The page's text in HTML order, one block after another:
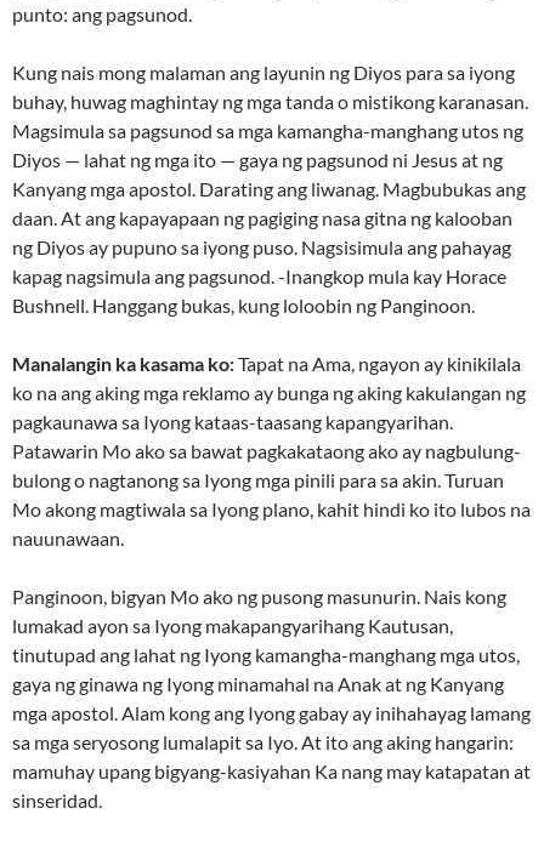
punto: ang pagsunod.
Kung nais mong malaman ang layunin ng Diyos para sa iyong
buhay, huwag maghintay ng mga tanda o mistikong karanasan.
Magsimula sa pagsunod sa mga kamangha-manghang utos ng
Diyos — lahat ng mga ito — gaya ng pagsunod ni Jesus at ng
Kanyang mga apostol. Darating ang liwanag. Magbubukas ang
daan. At ang kapayapaan ng pagiging nasa gitna ng kalooban
ng Diyos ay pupuno sa iyong puso. Nagsisimula ang pahayag
kapag nagsimula ang pagsunod. -Inangkop mula kay Horace
Bushnell. Hanggang bukas, kung loloobin ng Panginoon.
Manalangin ka kasama ko:Tapat na Ama, ngayon ay kinikilala
ko na ang aking mga reklamo ay bunga ng aking kakulangan ng
pagkaunawa sa Iyong kataas-taasang kapangyarihan.
Patawarin Mo ako sa bawat pagkakataong ako ay nagbulung-
bulong o nagtanong sa Iyong mga pinili para sa akin. Turuan
Mo akong magtiwala sa Iyong plano, kahit hindi ko ito lubos na
nauunawaan.
Panginoon, bigyan Mo ako ng pusong masunurin. Nais kong
lumakad ayon sa Iyong makapangyarihang Kautusan,
tinutupad ang lahat ng Iyong kamangha-manghang mga utos,
gaya ng ginawa ng Iyong minamahal na Anak at ng Kanyang
mga apostol. Alam kong ang Iyong gabay ay inihahayag lamang
sa mga seryosong lumalapit sa Iyo. At ito ang aking hangarin:
mamuhay upang bigyang-kasiyahan Ka nang may katapatan at
sinseridad.